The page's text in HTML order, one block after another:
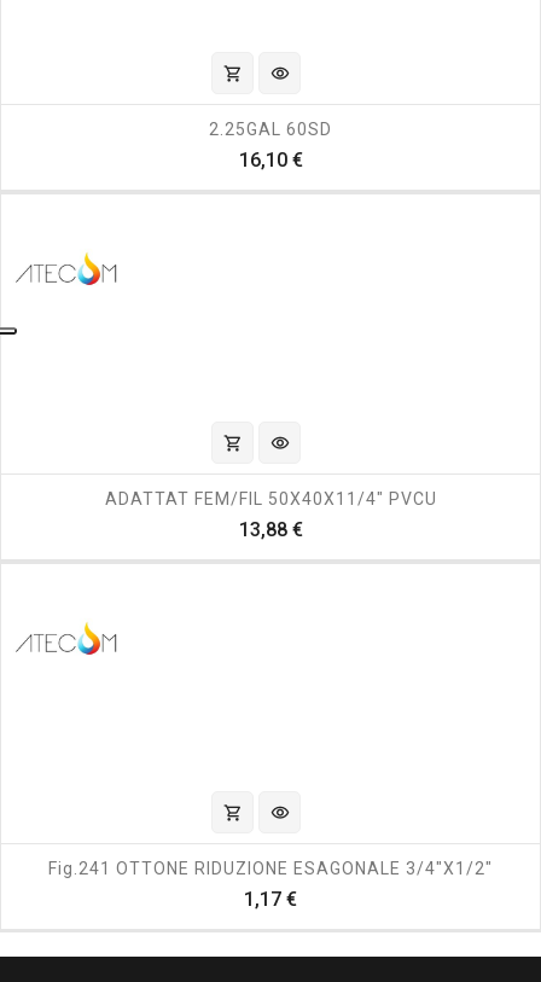
shopping_cart visibility
2.25GAL 60SD
16,10 €Prezzo
shopping_cart visibility
ADATTAT FEM/FIL 50X40X11/4" PVCU
13,88 €Prezzo
shopping_cart visibility
Fig.241 OTTONE RIDUZIONE ESAGONALE 3/4"x1/2"
1,17 €Prezzo